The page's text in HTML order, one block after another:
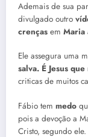
Ademais de sua
divulgado outro
crenças em Maria
Ele assegura uma
salva. É Jesus
criticas de muitos
Fábio tem medo
pois a devoção a
Cristo, segundo ele.